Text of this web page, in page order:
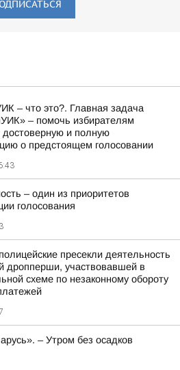
– что это?. Главная задача
– помочь избирателям
достоверную и полную
о предстоящем голосовании
– один из приоритетов
голосования
пресекли деятельность
дропперши, участвовавшей в
схеме по незаконному обороту
– Утром без осадков